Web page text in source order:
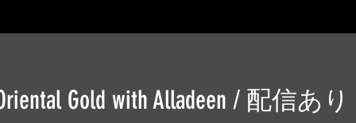
Gold with Alladeen / 配信あり